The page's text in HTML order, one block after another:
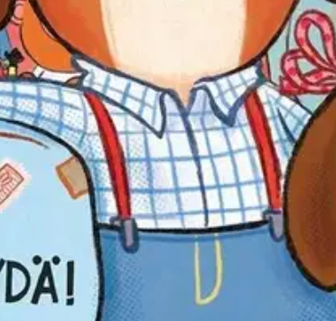
apua. Nimittäin etsimään pakettien oikeat
leikkiä piilosta iloisen eläinväen kanssa!